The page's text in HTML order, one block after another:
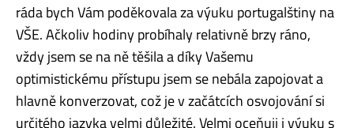
ráda bych Vám poděkovala za výuku portugalštiny na
VŠE. Ačkoliv hodiny probíhaly relativně brzy ráno,
vždy jsem se na ně těšila a díky Vašemu
optimistickému přístupu jsem se nebála zapojovat a
hlavně konverzovat, což je v začátcích osvojování si
určitého jazyka velmi důležité. Velmi oceňuji i výuku s